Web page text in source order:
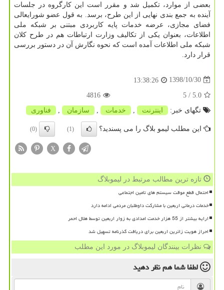
بعضی از موارد، تكمیل شد و مقرر است این كارگروه در جلسات
آینده به جمع بندی نهایی از این طرح، برسد. به قول عضو شورایعالی
فضای مجازی، عرضه خدمات پایه كاربردی مبتنی بر شبكه ملی
اطلاعات، بعنوان یكی از تكالیف وزارت ارتباطات هم در طرح كلان
شبكه ملی اطلاعات آمده است كه نحوه نگارش آن در دستور بررسی
قرار دارد.
1398/10/30
13:38:26
5.0
/ 5
4816
تگهای خبر:
اینترنت خدمات سازمان فناوری
این مطلب لیمو بلاگ را می پسندید؟ (1)
(0)
X
تازه ترین مطالب مرتبط در لیموبلاگ
احتمال قطع موقت سیستم های تامین اجتماعی
خدمات درمانی اربعین با مشارکت داوطلبان مردمی ادامه دارد
ارایه بیشتر از 55 هزار خدمت امدادی به زوار اربعین توسط هلال احمر
احراز هویت زائرین اربعین برای دریافت گذرنامه تسهیل شد
نظرات بینندگان لیموبلاگ در مورد این مطلب
لطفا شما همنظر دهید